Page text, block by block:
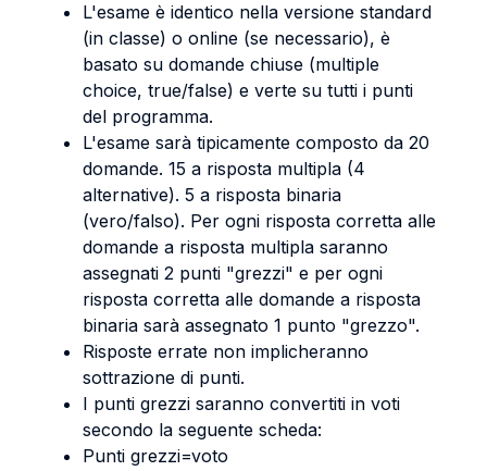
L'esame è identico nella versione standard
(in classe) o online (se necessario), è
basato su domande chiuse (multiple
choice, true/false) e verte su tutti i punti
del programma.
L'esame sarà tipicamente composto da 20
domande. 15 a risposta multipla (4
alternative). 5 a risposta binaria
(vero/falso). Per ogni risposta corretta alle
domande a risposta multipla saranno
assegnati 2 punti "grezzi" e per ogni
risposta corretta alle domande a risposta
binaria sarà assegnato 1 punto "grezzo".
Risposte errate non implicheranno
sottrazione di punti.
I punti grezzi saranno convertiti in voti
secondo la seguente scheda:
Punti grezzi=voto